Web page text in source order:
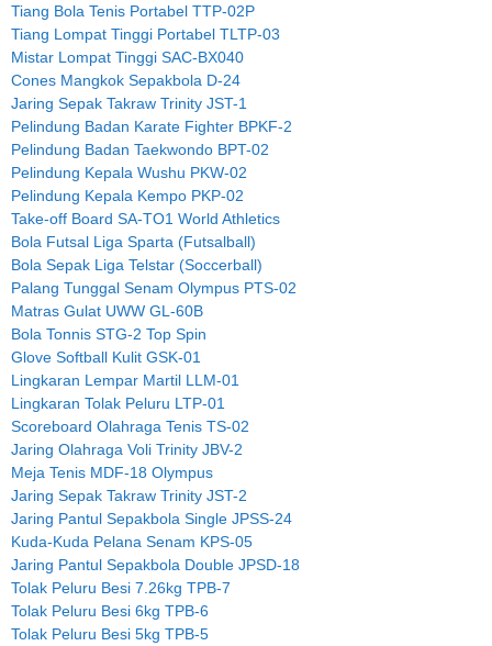
Tiang Bola Tenis Portabel TTP-02P
Tiang Lompat Tinggi Portabel TLTP-03
Mistar Lompat Tinggi SAC-BX040
Cones Mangkok Sepakbola D-24
Jaring Sepak Takraw Trinity JST-1
Pelindung Badan Karate Fighter BPKF-2
Pelindung Badan Taekwondo BPT-02
Pelindung Kepala Wushu PKW-02
Pelindung Kepala Kempo PKP-02
Take-off Board SA-TO1 World Athletics
Bola Futsal Liga Sparta (Futsalball)
Bola Sepak Liga Telstar (Soccerball)
Palang Tunggal Senam Olympus PTS-02
Matras Gulat UWW GL-60B
Bola Tonnis STG-2 Top Spin
Glove Softball Kulit GSK-01
Lingkaran Lempar Martil LLM-01
Lingkaran Tolak Peluru LTP-01
Scoreboard Olahraga Tenis TS-02
Jaring Olahraga Voli Trinity JBV-2
Meja Tenis MDF-18 Olympus
Jaring Sepak Takraw Trinity JST-2
Jaring Pantul Sepakbola Single JPSS-24
Kuda-Kuda Pelana Senam KPS-05
Jaring Pantul Sepakbola Double JPSD-18
Tolak Peluru Besi 7.26kg TPB-7
Tolak Peluru Besi 6kg TPB-6
Tolak Peluru Besi 5kg TPB-5